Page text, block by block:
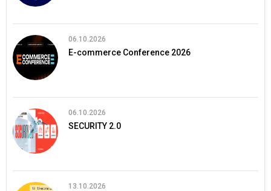
06.10.2026
E-commerce Conference 2026
06.10.2026
SECURITY 2.0
13.10.2026